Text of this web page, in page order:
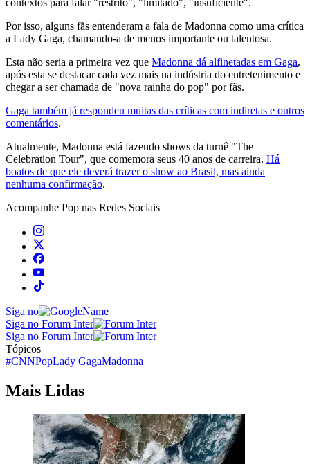
Por isso, alguns fãs entenderam a fala de Madonna como uma crítica
a Lady Gaga, chamando-a de menos importante ou talentosa.
Esta não seria a primeira vez que Madonna dá alfinetadas em Gaga,
após esta se destacar cada vez mais na indústria do entretenimento e
chegar a ser chamada de "nova rainha do pop" por fãs.
Gaga também já respondeu muitas das críticas com indiretas e outros
comentários.
Atualmente, Madonna está fazendo shows da turnê "The
Celebration Tour", que comemora seus 40 anos de carreira. Há
boatos de que ele deverá trazer o show ao Brasil, mas ainda
nenhuma confirmação.
Acompanhe Pop nas Redes Sociais
Siga no
Siga no Forum Inter
Siga no Forum Inter
Tópicos
#CNNPopLady GagaMadonna
Mais Lidas